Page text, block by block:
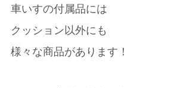
車いすの付属品には
クッション以外にも
様々な商品があります！